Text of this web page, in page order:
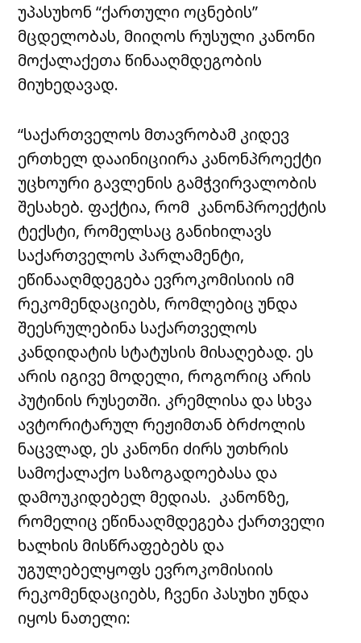
უპასუხონ “ქართული ოცნების”
მცდელობას, მიიღოს რუსული კანონი
მოქალაქეთა წინააღმდეგობის
მიუხედავად.
“საქართველოს მთავრობამ კიდევ
ერთხელ დააინიციირა კანონპროექტი
უცხოური გავლენის გამჭვირვალობის
შესახებ. ფაქტია, რომ კანონპროექტის
ტექსტი, რომელსაც განიხილავს
საქართველოს პარლამენტი,
ეწინააღმდეგება ევროკომისიის იმ
რეკომენდაციებს, რომლებიც უნდა
შეესრულებინა საქართველოს
კანდიდატის სტატუსის მისაღებად. ეს
არის იგივე მოდელი, როგორიც არის
პუტინის რუსეთში. კრემლისა და სხვა
ავტორიტარულ რეჟიმთან ბრძოლის
ნაცვლად, ეს კანონი ძირს უთხრის
სამოქალაქო საზოგადოებასა და
დამოუკიდებელ მედიას. კანონზე,
რომელიც ეწინააღმდეგება ქართველი
ხალხის მისწრაფებებს და
უგულებელყოფს ევროკომისიის
რეკომენდაციებს, ჩვენი პასუხი უნდა
იყოს ნათელი: